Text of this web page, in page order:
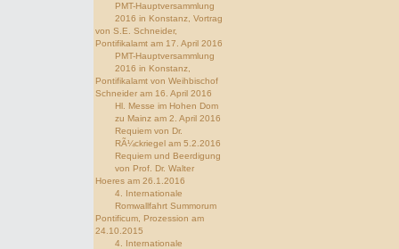
PMT-Hauptversammlung
2016 in Konstanz, Vortrag
von S.E. Schneider,
Pontifikalamt am 17. April 2016
PMT-Hauptversammlung
2016 in Konstanz,
Pontifikalamt von Weihbischof
Schneider am 16. April 2016
Hl. Messe im Hohen Dom
zu Mainz am 2. April 2016
Requiem von Dr.
RÃ¼ckriegel am 5.2.2016
Requiem und Beerdigung
von Prof. Dr. Walter
Hoeres am 26.1.2016
4. Internationale
Romwallfahrt Summorum
Pontificum, Prozession am
24.10.2015
4. Internationale